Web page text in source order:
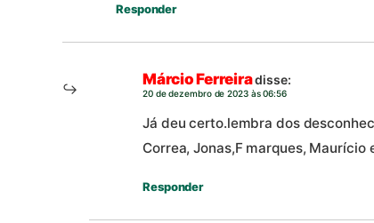
Responder
Márcio Ferreiradisse:
20 de dezembro de 2023 às 06:56
Já deu certo.lembra dos
Correa, Jonas,F marques,
Responder